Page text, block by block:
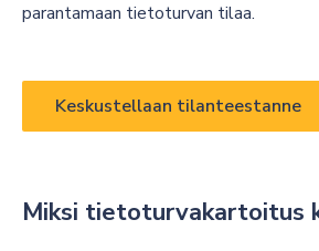
parantamaan tietoturvan tilaa.
Keskustellaan tilanteestanne
Miksi tietoturvakartoitus